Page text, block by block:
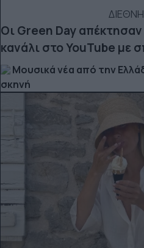
Οι Green Day
κανάλι στο YouTube με
Μουσικά νέα από την
σκηνή